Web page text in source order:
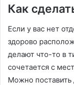
Как
Если у вас нет
здорово
делают что-то в
сочетается с
Можно поставить